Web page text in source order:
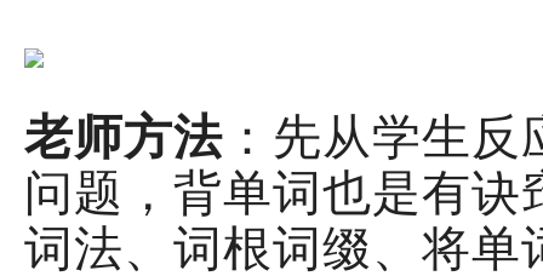
老师方法 ：先从学生
问题，背单词也是有
词法、词根词缀、将单